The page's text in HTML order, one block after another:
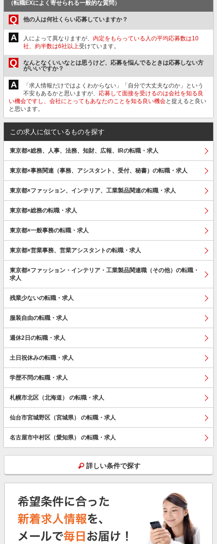
（転職EXによく寄せられる一般的な質問）
Q 他の人は何社くらい応募していますか？
A 人によって異なりますが、 内定をもらっている人の平均応募数は10
社、約半数は6社以上受けています。
Q
なんとなくいいなとは思うけど、応募を悩んでるときは応募しない方
がいいですか？
A
「求人情報だけではよくわからない」「自分で大丈夫なのか」という
不安もあるかと思いますが、 応募して面接を受けるのは会社を知る良
い機会ですし、会社にとってもあなたのことを知る良い機会と捉えると良い
と思います。
この求人に似ているものを探す
東京都×総務、人事、法務、知財、広報、IRの転職・求人
東京都×事務関連（事務、アシスタント、受付、秘書）の転職・求人
東京都×ファッション、インテリア、工業製品関連の転職・求人
東京都×総務の転職・求人
東京都×一般事務の転職・求人
東京都×営業事務、営業アシスタントの転職・求人
東京都×ファッション・インテリア・工業製品関連職（その他）の転職・
求人
残業少ないの転職・求人
服装自由の転職・求人
週休2日の転職・求人
土日祝休みの転職・求人
学歴不問の転職・求人
札幌市北区（北海道） の転職・求人
仙台市宮城野区（宮城県） の転職・求人
名古屋市中村区（愛知県） の転職・求人
詳しい条件で探す